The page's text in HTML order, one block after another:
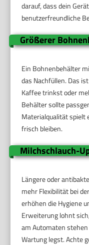
darauf, dass dein
benutzerfreundliche
Größerer
Ein Bohnenbehälter
das Nachfüllen. Das
Kaffee trinkst oder
Behälter sollte
Materialqualität spielt
frisch bleiben.
Milchschlauch-
Längere oder
mehr Flexibilität bei
erhöhen die Hygiene
Erweiterung lohnt
am Automaten
Wartung legst. Achte